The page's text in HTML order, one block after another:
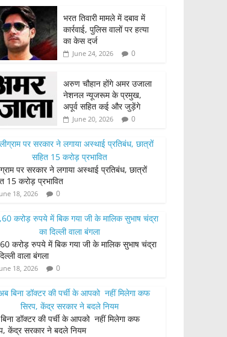
भरत तिवारी मामले में दबाव में
कार्रवाई, पुलिस वालों पर हत्या
का केस दर्ज
June 24, 2026 0
अरुण चौहान होंगे अमर उजाला
नेशनल न्यूजरूम के प्रमुख,
अपूर्व सहित कई और जुड़ेंगे
June 20, 2026 0
पर सरकार ने लगाया अस्थाई प्रतिबंध, छात्रों
15 करोड़ प्रभावित
18, 2026 0
करोड़ रुपये में बिक गया जी के मालिक सुभाष चंद्रा
वाला बंगला
18, 2026 0
डॉक्टर की पर्ची के आपको नहीं मिलेगा कफ
केंद्र सरकार ने बदले नियम